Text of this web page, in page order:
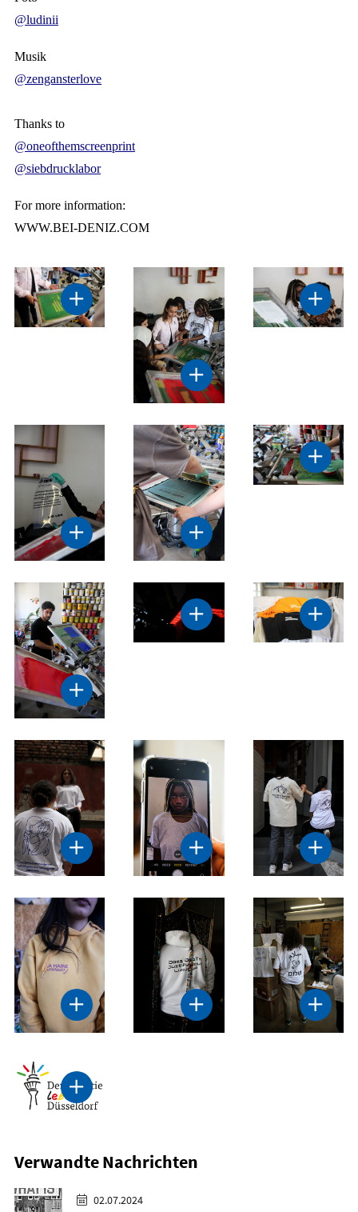
@ludinii
Musik
@zengansterlove
Thanks to
@oneofthemscreenprint
@siebdrucklabor
For more information:
WWW.BEI-DENIZ.COM
Verwandte Nachrichten
02.07.2024